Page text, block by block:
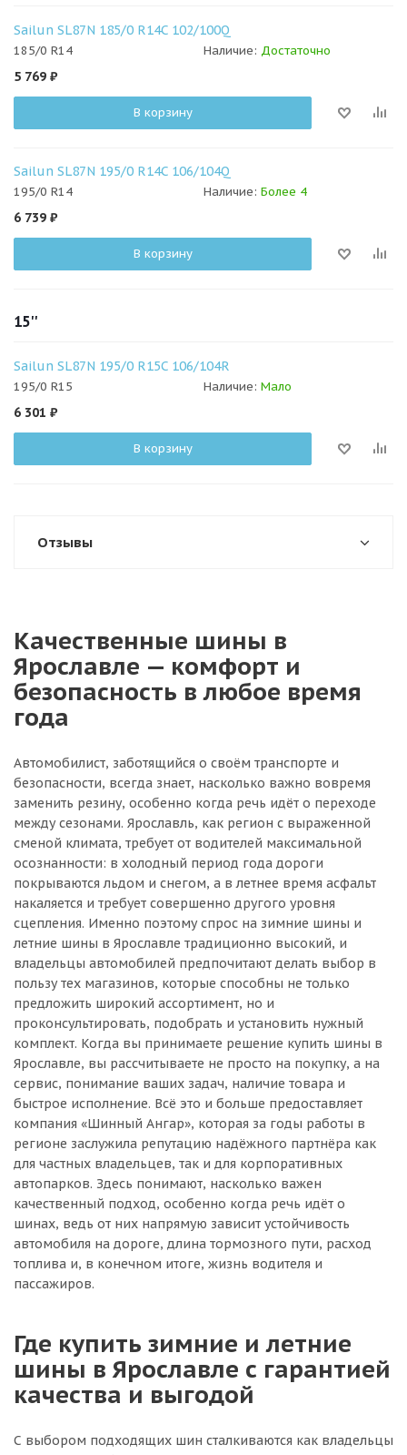
Sailun SL87N 185/0 R14C 102/100Q
185/0 R14 Наличие: Достаточно
5 769 ₽
В корзину
Sailun SL87N 195/0 R14C 106/104Q
195/0 R14 Наличие: Более 4
6 739 ₽
В корзину
15''
Sailun SL87N 195/0 R15C 106/104R
195/0 R15 Наличие: Мало
6 301 ₽
В корзину
Отзывы
Качественные шины в
Ярославле — комфорт и
безопасность в любое время
года
Автомобилист, заботящийся о своём транспорте и
безопасности, всегда знает, насколько важно вовремя
заменить резину, особенно когда речь идёт о переходе
между сезонами. Ярославль, как регион с выраженной
сменой климата, требует от водителей максимальной
осознанности: в холодный период года дороги
покрываются льдом и снегом, а в летнее время асфальт
накаляется и требует совершенно другого уровня
сцепления. Именно поэтому спрос на зимние шины и
летние шины в Ярославле традиционно высокий, и
владельцы автомобилей предпочитают делать выбор в
пользу тех магазинов, которые способны не только
предложить широкий ассортимент, но и
проконсультировать, подобрать и установить нужный
комплект. Когда вы принимаете решение купить шины в
Ярославле, вы рассчитываете не просто на покупку, а на
сервис, понимание ваших задач, наличие товара и
быстрое исполнение. Всё это и больше предоставляет
компания «Шинный Ангар», которая за годы работы в
регионе заслужила репутацию надёжного партнёра как
для частных владельцев, так и для корпоративных
автопарков. Здесь понимают, насколько важен
качественный подход, особенно когда речь идёт о
шинах, ведь от них напрямую зависит устойчивость
автомобиля на дороге, длина тормозного пути, расход
топлива и, в конечном итоге, жизнь водителя и
пассажиров.
Где купить зимние и летние
шины в Ярославле с гарантией
качества и выгодой
С выбором подходящих шин сталкиваются как владельцы